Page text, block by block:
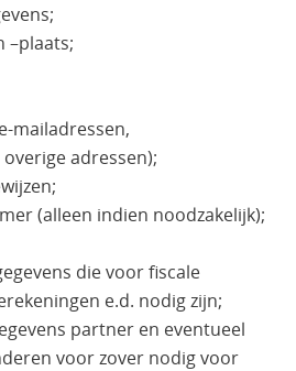
–plaats;
mailadressen,
adressen);
(alleen indien noodzakelijk);
die voor fiscale
e.d. nodig zijn;
partner en eventueel
voor zover nodig voor